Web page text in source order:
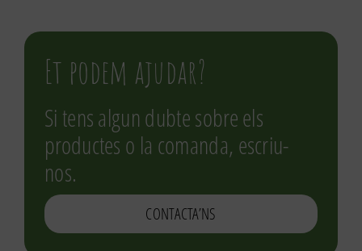
Et podem ajudar?
Si tens algun dubte sobre els
productes o la comanda, escriu-
nos.
CONTACTA’NS